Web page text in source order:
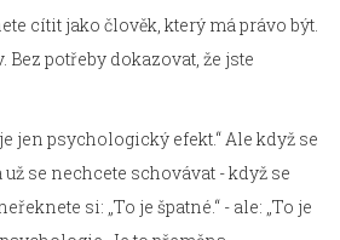
cítit jako člověk, který má právo být.
Bez potřeby dokazovat, že jste
jen psychologický efekt.“ Ale když se
se nechcete schovávat - když se
si: „To je špatné.“ - ale: „To je